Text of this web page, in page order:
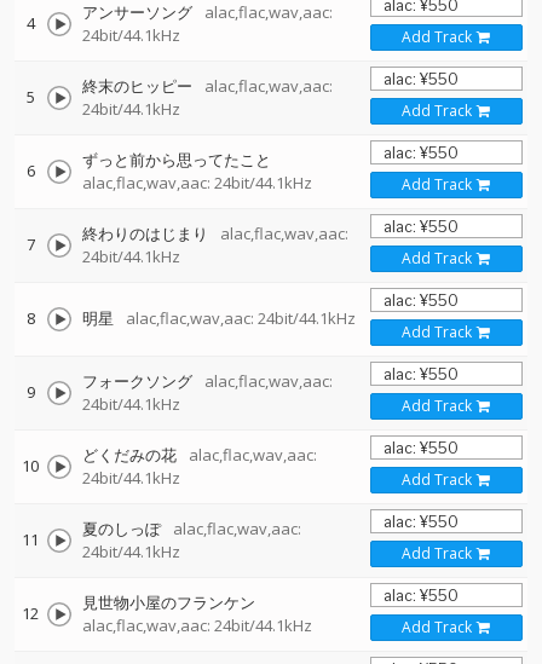
4 アンサーソング
alac,flac,wav,aac:
24bit/44.1kHz
Add Track
5 終末のヒッピー
alac,flac,wav,aac:
24bit/44.1kHz
Add Track
6
ずっと前から思ってたこと
alac,flac,wav,aac: 24bit/44.1kHz
Add Track
7 終わりのはじまり
alac,flac,wav,aac:
24bit/44.1kHz
Add Track
8 明星 alac,flac,wav,aac: 24bit/44.1kHz
Add Track
9 フォークソング
alac,flac,wav,aac:
24bit/44.1kHz
Add Track
10 どくだみの花
alac,flac,wav,aac:
24bit/44.1kHz
Add Track
11 夏のしっぽ
alac,flac,wav,aac:
24bit/44.1kHz
Add Track
12
見世物小屋のフランケン
alac,flac,wav,aac: 24bit/44.1kHz
Add Track